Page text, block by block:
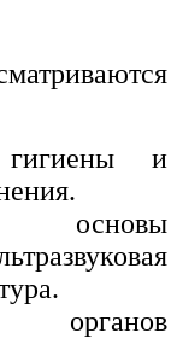
гигиены и
основы
органов